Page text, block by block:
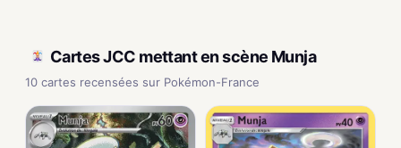
Cartes JCC mettant en scène Munja
10 cartes recensées sur Pokémon-France